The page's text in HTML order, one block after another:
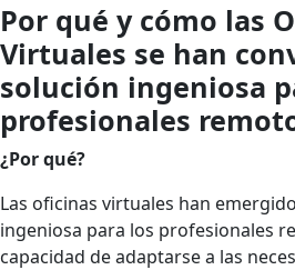
Por qué y cómo las
Virtuales se han
solución ingeniosa
profesionales
¿Por qué?
Las oficinas virtuales han
ingeniosa para los profesionales
capacidad de adaptarse a las